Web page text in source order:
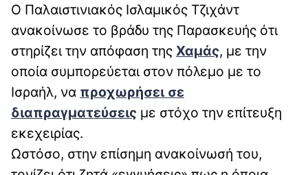
Ο Παλαιστινιακός Ισλαμικός Τζιχάντ
ανακοίνωσε το βράδυ της Παρασκευής ότι
στηρίζει την απόφαση της Χαμάς, με την
οποία συμπορεύεται στον πόλεμο με το
Ισραήλ, να προχωρήσει σε
διαπραγματεύσεις με στόχο την επίτευξη
εκεχειρίας.
Ωστόσο, στην επίσημη ανακοίνωσή του,